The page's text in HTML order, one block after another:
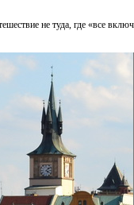
не туда, где «все